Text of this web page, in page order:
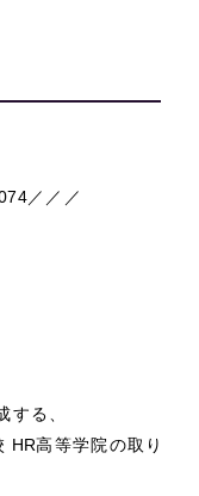
／／／
する、
HR高等学院の取り